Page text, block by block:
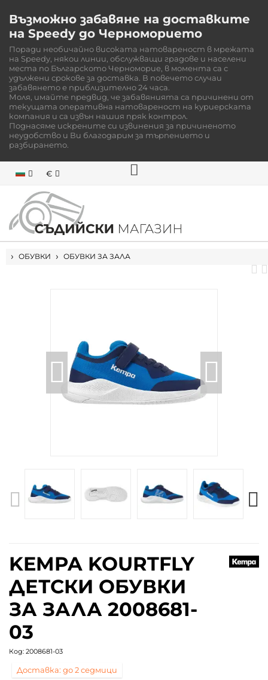
Възможно забавяне на доставките
на Speedy до Черноморието
Поради необичайно високата натовареност в мрежата
на Speedy, някои линии, обслужващи градове и населени
места по Българското Черноморие, в момента са с
удължени срокове за доставка. В повечето случаи
забавянето е приблизително 24 часа.
Моля, имайте предвид, че забавянията са причинени от
текущата оперативна натовареност на куриерската
компания и са извън нашия пряк контрол.
Поднасяме искрените си извинения за причиненото
неудобство и Ви благодарим за търпението и
разбирането.
€
НАЧАЛО
ОБУВКИ ОБУВКИ ЗА ЗАЛА
KEMPA KOURTFLY
ДЕТСКИ ОБУВКИ
ЗА ЗАЛА 2008681-
03
Код: 2008681-03
Доставка: до 2 седмици